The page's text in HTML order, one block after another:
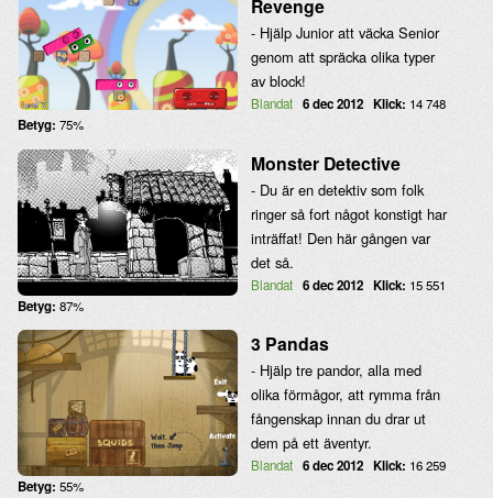
Revenge
- Hjälp Junior att väcka Senior
genom att spräcka olika typer
av block!
Blandat 6 dec 2012 Klick: 14 748
Betyg: 75%
Monster Detective
- Du är en detektiv som folk
ringer så fort något konstigt har
inträffat! Den här gången var
det så.
Blandat 6 dec 2012 Klick: 15 551
Betyg: 87%
3 Pandas
- Hjälp tre pandor, alla med
olika förmågor, att rymma från
fångenskap innan du drar ut
dem på ett äventyr.
Blandat 6 dec 2012 Klick: 16 259
Betyg: 55%